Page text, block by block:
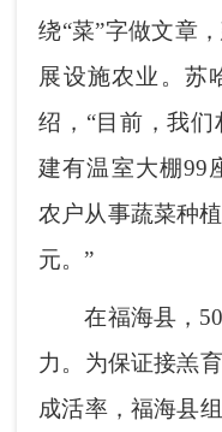
绕“菜”字做文章
展设施农业。苏
绍，“目前，我们
建有温室大棚99
农户从事蔬菜种
元。”
在福海县，
力。为保证接羔
成活率，福海县